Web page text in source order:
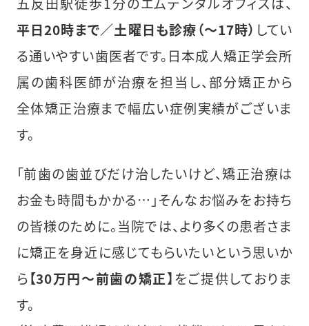
平日20時まで／土曜日も診療（〜17時） してい
る通いやすい歯医者です。日本成人矯正学会所
属の歯科医師が治療を担当し、部分矯正から
全体矯正治療まで幅広い症例実績がございま
す。
「前歯の歯並びだけ治したいけど、矯正治療は
お金も時間もかかる…」そんなお悩みをお持ち
の皆様のために。当院では、より多くの患者さま
に矯正を身近に感じてもらいたいという思いか
ら【30万円〜前歯の矯正】 をご提供しておりま
す。